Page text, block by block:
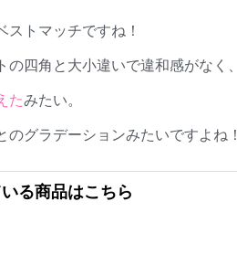
ストマッチですね！
四角と大小違いで違和感がなく、
たみたい。
グラデーションみたいですよね！
る商品はこちら